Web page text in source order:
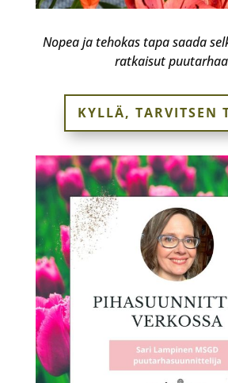
Nopea ja tehokas tapa saada
ratkaisut
KYLLÄ, TARVITSEN